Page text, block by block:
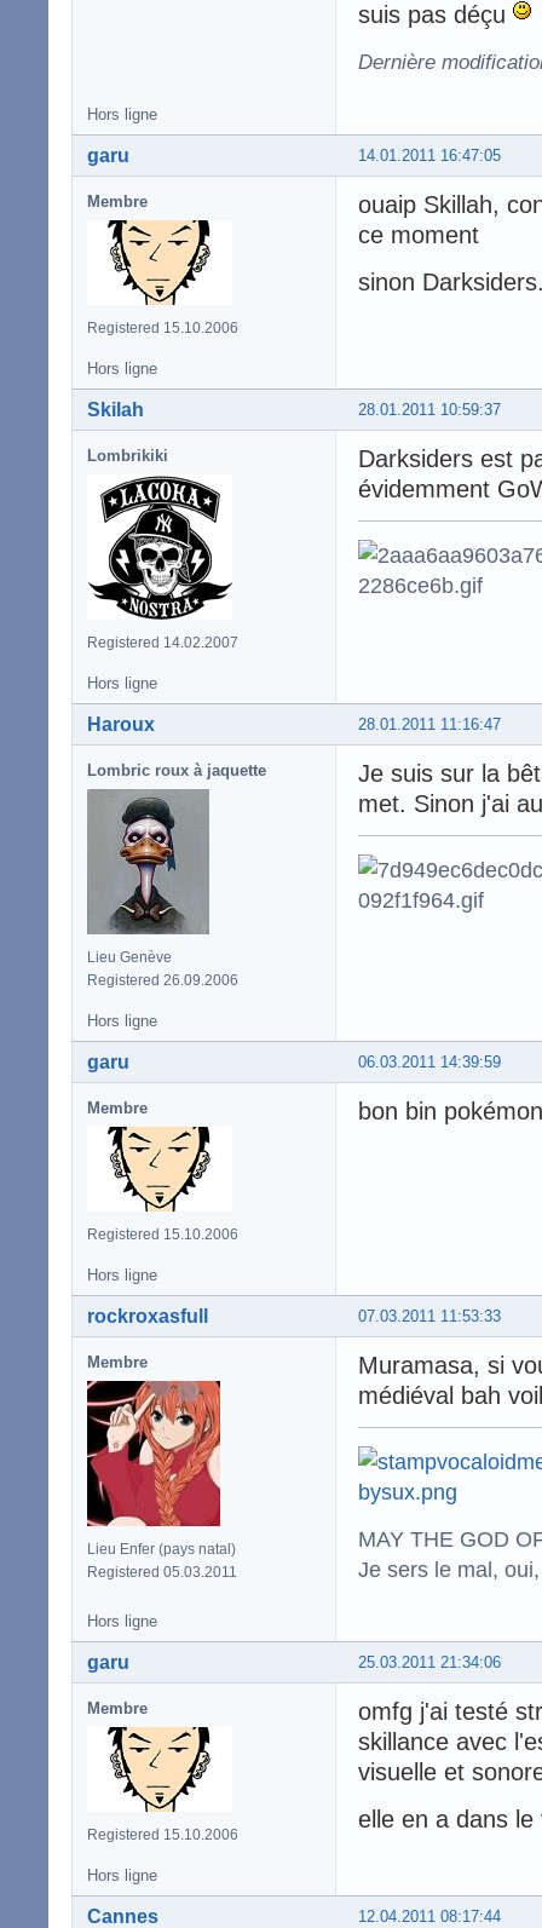
suis pas déçu
Dernière
Hors ligne
14.01.2011 16:47:05
garu
Membre
Registered 15.10.2006
ouaip Skillah,
ce moment
sinon
Hors ligne
28.01.2011 10:59:37
Skilah
Lombrikiki
Registered 14.02.2007
Darksiders est
évidemment
Hors ligne
28.01.2011 11:16:47
Haroux
Lombric roux à jaquette
Lieu Genève
Registered 26.09.2006
Je suis sur la
met. Sinon j'ai
Hors ligne
06.03.2011 14:39:59
garu
Membre
Registered 15.10.2006
bon bin
Hors ligne
07.03.2011 11:53:33
rockroxasfull
Membre
Lieu Enfer (pays natal)
Registered 05.03.2011
Muramasa, si
médiéval bah
MAY THE GOD
Je sers le mal,
Hors ligne
25.03.2011 21:34:06
garu
Membre
Registered 15.10.2006
omfg j'ai testé
skillance avec
visuelle et
elle en a dans
Hors ligne
12.04.2011 08:17:44
Cannes